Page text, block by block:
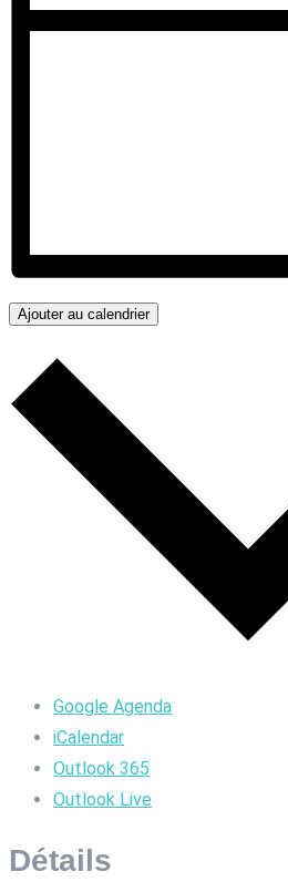
Ajouter au calendrier
Google Agenda
iCalendar
Outlook 365
Outlook Live
Détails